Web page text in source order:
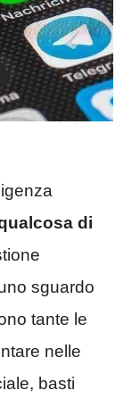
di
sguardo
tante le
nelle
basti